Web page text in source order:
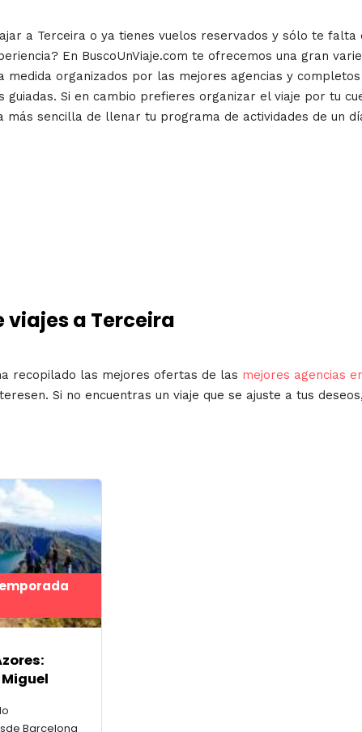
a Terceira o ya tienes vuelos reservados y sólo te
En BuscoUnViaje.com te ofrecemos una gran
medida organizados por las mejores agencias y
guiadas. Si en cambio prefieres organizar el viaje por tu
más sencilla de llenar tu programa de actividades de un
viajes a Terceira
recopilado las mejores ofertas de las mejores agencias
Si no encuentras un viaje que se ajuste a tus
Barcelona